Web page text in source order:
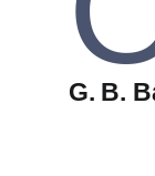
G. B.